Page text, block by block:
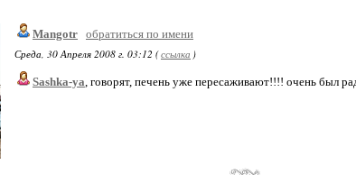
Mangotr обратиться по имени
Среда, 30 Апреля 2008 г. 03:12 (ссылка )
Sashka-ya, говорят, печень уже пересаживают!!!! очень был